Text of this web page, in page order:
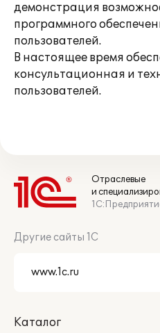
демонстрация
программного
пользователей.
В настоящее время
консультационная и
пользователей.
Отраслевые
и
Другие сайты 1С
Каталог